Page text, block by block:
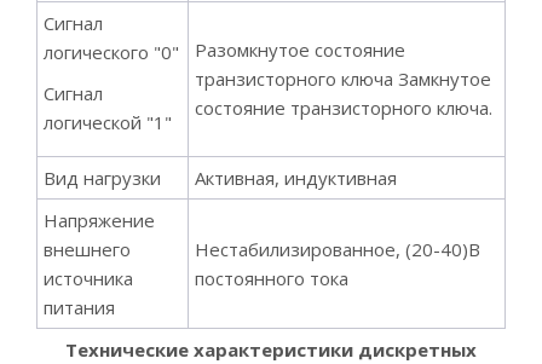
Сигнал
логического "0"
Сигнал
логической "1"
Разомкнутое состояние
транзисторного ключа Замкнутое
состояние транзисторного ключа.
Вид нагрузки
Активная, индуктивная
Напряжение
внешнего
источника
питания
Нестабилизированное, (20-40)В
постоянного тока
Технические характеристики дискретных